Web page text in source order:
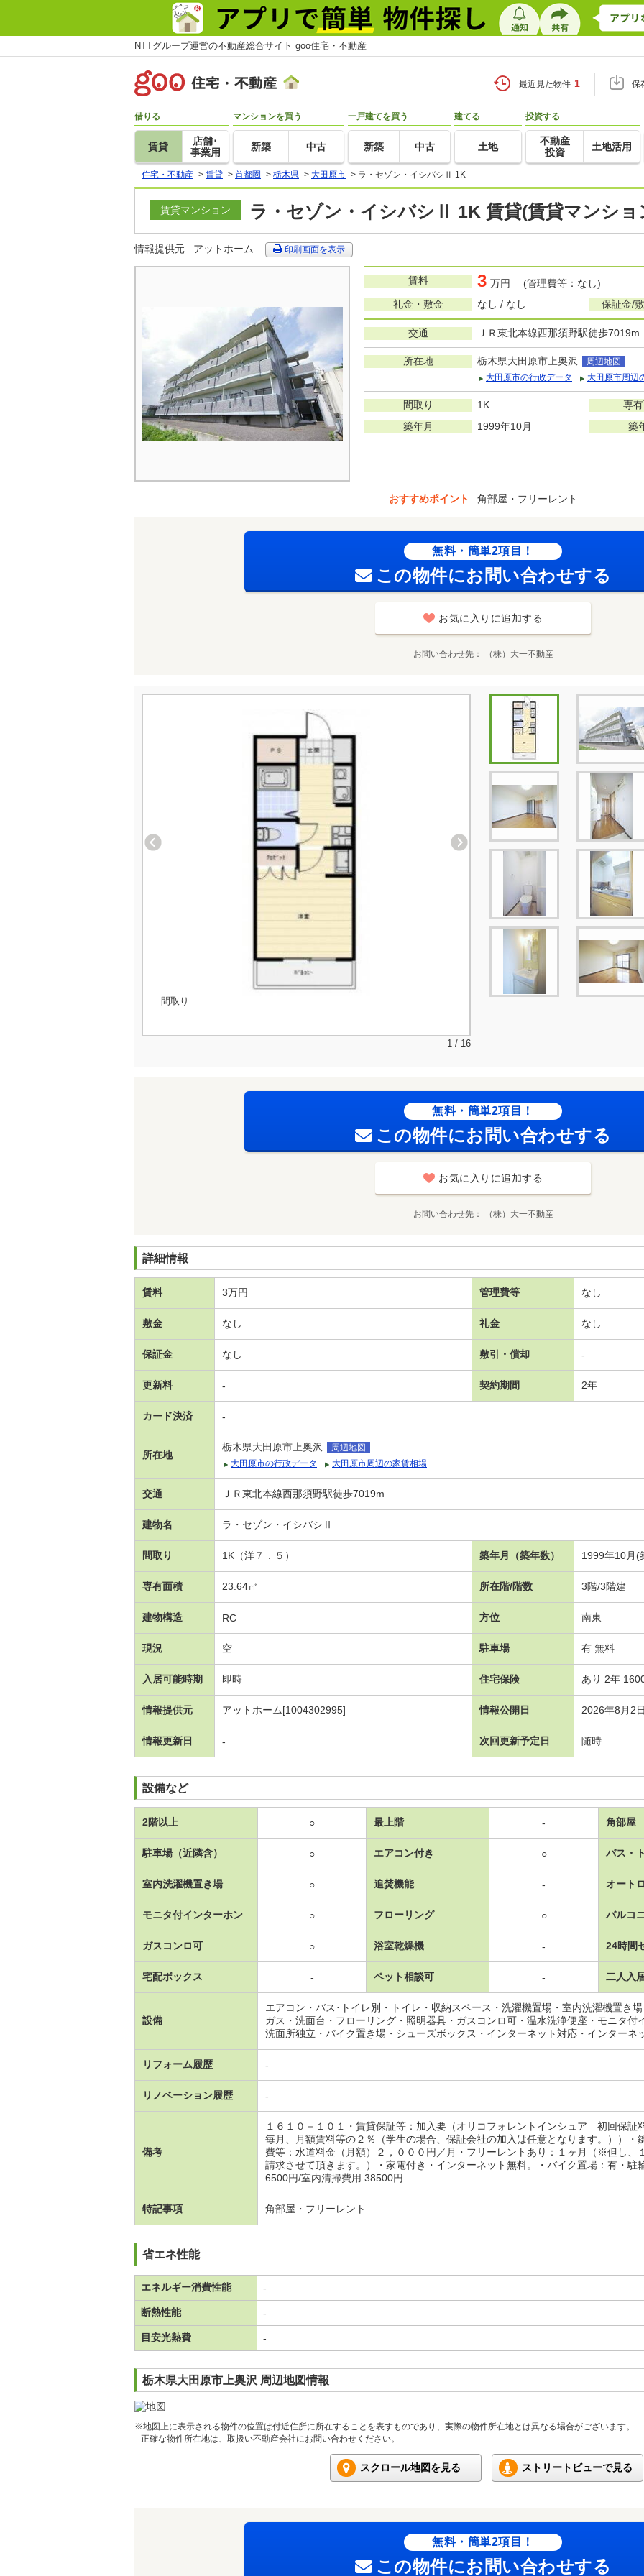
NTTグループ運営の不動産総合サイト goo住宅・不動産
最近見た物件 1 保
借りる
賃貸
店舗･
事業用
マンションを買う
新築 中古
一戸建てを買う
新築 中古
建てる
土地
投資する
不動産
投資
土地活用
住宅・不動産 > 賃貸 > 首都圏 > 栃木県 > 大田原市 > ラ・セゾン・イシバシⅡ 1K
賃貸マンション ラ・セゾン・イシバシⅡ 1K 賃貸(賃貸マンショ
情報提供元 アットホーム 印刷画面を表示
賃料 3 万円 (管理費等：なし)
礼金・敷金
なし / なし 保証金/
交通 ＪＲ東北本線西那須野駅徒歩7019m
所在地 栃木県大田原市上奥沢
周辺地図
大田原市の行政データ
大田原市周辺
間取り 1K 専
築年月 1999年10月 築
おすすめポイント 角部屋・フリーレント
無料・簡単2項目！
この物件にお問い合わせする
お気に入りに追加する
お問い合わせ先 （株）大一不動産
間取り
1 / 16
無料・簡単2項目！
この物件にお問い合わせする
お気に入りに追加する
お問い合わせ先 （株）大一不動産
詳細情報
賃料 3万円 管理費等 なし
敷金 なし 礼金 なし
保証金 なし 敷引・償却 -
更新料 - 契約期間 2年
カード決済 -
所在地
栃木県大田原市上奥沢
周辺地図
大田原市の行政データ
大田原市周辺の家賃相場
交通 ＪＲ東北本線西那須野駅徒歩7019m
建物名 ラ・セゾン・イシバシⅡ
間取り 1K（洋７．５） 築年月（築年数） 1999年10月(
専有面積 23.64㎡ 所在階/階数 3階/3階建
建物構造 RC 方位 南東
現況 空 駐車場 有 無料
入居可能時期 即時 住宅保険 あり 2年
情報提供元 アットホーム[1004302995] 情報公開日 2026年8月2日
情報更新日 - 次回更新予定日 随時
設備など
2階以上 ○ 最上階 - 角部屋
駐車場（近隣含） ○ エアコン付き ○ バス・
室内洗濯機置き場 ○ 追焚機能 - オート
モニタ付インターホン ○ フローリング ○ バルコ
ガスコンロ可 ○ 浴室乾燥機 - 24時間
宅配ボックス - ペット相談可 - 二人入
設備
エアコン・バス･トイレ別・トイレ・収納スペース・洗濯機置場・室内洗濯機置き
ガス・洗面台・フローリング・照明器具・ガスコンロ可・温水洗浄便座・モニタ付
洗面所独立・バイク置き場・シューズボックス・インターネット対応・インターネ
リフォーム履歴 -
リノベーション履歴 -
備考
１６１０－１０１・賃貸保証等：加入要（オリコフォレントインシュア 初回保
毎月、月額賃料等の２％（学生の場合、保証会社の加入は任意となります。））・
費等：水道料金（月額）２，０００円／月・フリーレントあり：１ヶ月（※但し、
請求させて頂きます。）・家電付き・インターネット無料。・バイク置場：有・駐
6500円/室内清掃費用 38500円
特記事項 角部屋・フリーレント
省エネ性能
エネルギー消費性能 -
断熱性能 -
目安光熱費 -
栃木県大田原市上奥沢 周辺地図情報
※地図上に表示される物件の位置は付近住所に所在することを表すものであり、実際の物件所在地とは異なる場合がございます。
正確な物件所在地は、取扱い不動産会社にお問い合わせください。
スクロール地図を見る ストリートビューで見る
無料・簡単2項目！
この物件にお問い合わせする